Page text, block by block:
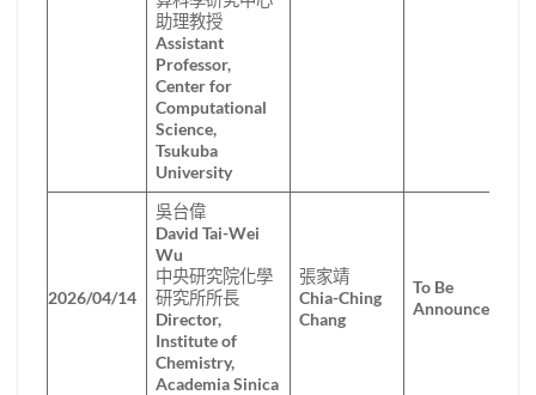
助理教授
Assistant
Professor,
Center for
Computational
Science,
Tsukuba
University
2026/04/14
吳台偉
David Tai-Wei
Wu
中央研究院化學
研究所所長
Director,
Institute of
Chemistry,
Academia Sinica
張家靖
Chia-Ching
Chang
To Be
Announced